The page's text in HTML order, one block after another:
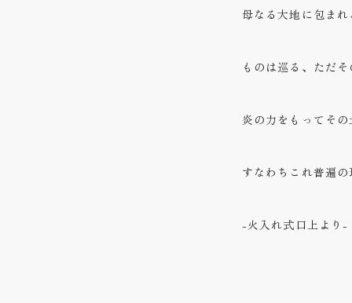
母なる大地に包ま
ものは巡る、ただ
炎の力をもってそ
すなわちこれ普遍
-火入れ式口上より-